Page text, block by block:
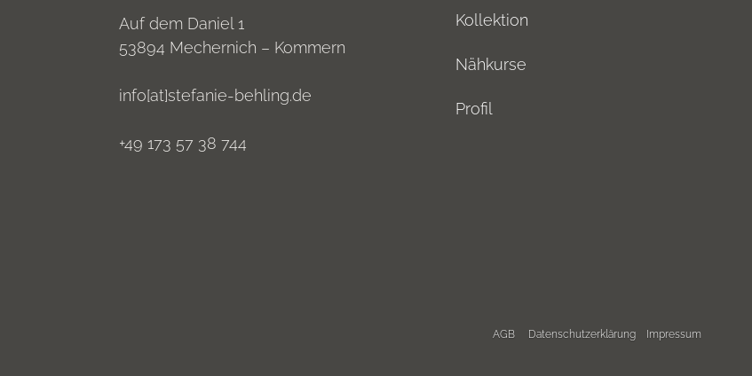
Auf dem Daniel 1
53894 Mechernich – Kommern
info[at]stefanie-behling.de
+49 173 57 38 744
Kollektion
Nähkurse
Profil
AGB Datenschutzerklärung Impressum